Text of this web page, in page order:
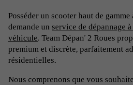
Posséder un scooter haut de
demande un service de dépannage
véhicule. Team Dépan' 2 Roues
premium et discrète, parfaitement
résidentielles.
Nous comprenons que vous